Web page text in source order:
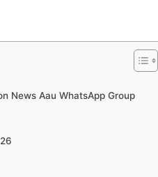
News Aau WhatsApp Group